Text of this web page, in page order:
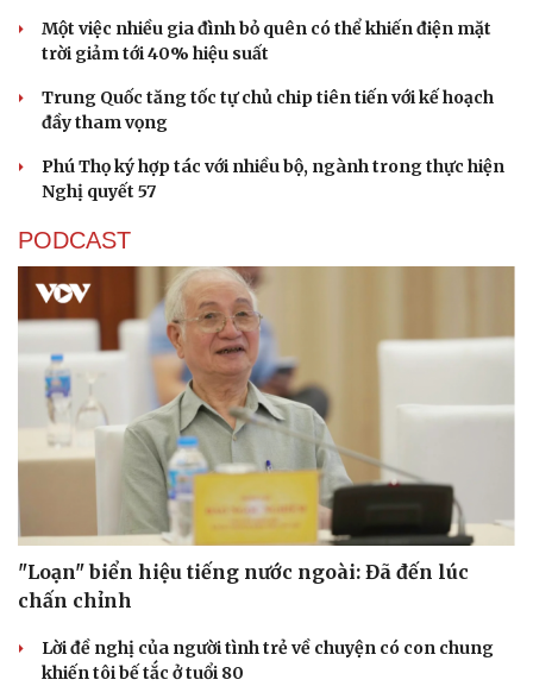
Sức khỏe
Cây thuốc
Sản phụ khoa
Nam khoa
Làm đẹp - giảm cân
Ăn sạch sống khỏe
Blog
Một việc nhiều gia đình bỏ quên có thể khiến điện mặt
trời giảm tới 40% hiệu suất
Trung Quốc tăng tốc tự chủ chip tiên tiến với kế hoạch
đầy tham vọng
Phú Thọ ký hợp tác với nhiều bộ, ngành trong thực hiện
Nghị quyết 57
PODCAST
"Loạn" biển hiệu tiếng nước ngoài: Đã đến lúc
chấn chỉnh
Lời đề nghị của người tình trẻ về chuyện có con chung
khiến tôi bế tắc ở tuổi 80